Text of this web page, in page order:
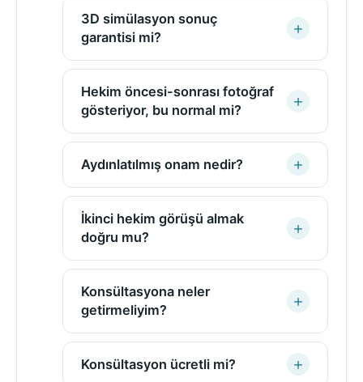
3D simülasyon sonuç
garantisi mi?
Hekim öncesi-sonrası fotoğraf
gösteriyor, bu normal mi?
Aydınlatılmış onam nedir?
İkinci hekim görüşü almak
doğru mu?
Konsültasyona neler
getirmeliyim?
Konsültasyon ücretli mi?